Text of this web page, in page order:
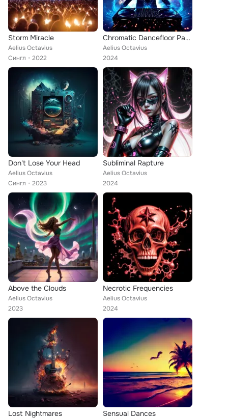
Storm Miracle
Aelius Octavius
Сингл
2022
Chromatic Dancefloor Pandemonium
Aelius Octavius
2024
Don't Lose Your Head
Aelius Octavius
Сингл
2023
Subliminal Rapture
Aelius Octavius
2024
Above the Clouds
Aelius Octavius
2023
Necrotic Frequencies
Aelius Octavius
2024
Lost Nightmares Sensual Dances